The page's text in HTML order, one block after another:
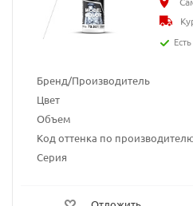
Бренд/Производитель
Цвет
Объем
Код оттенка по
Серия